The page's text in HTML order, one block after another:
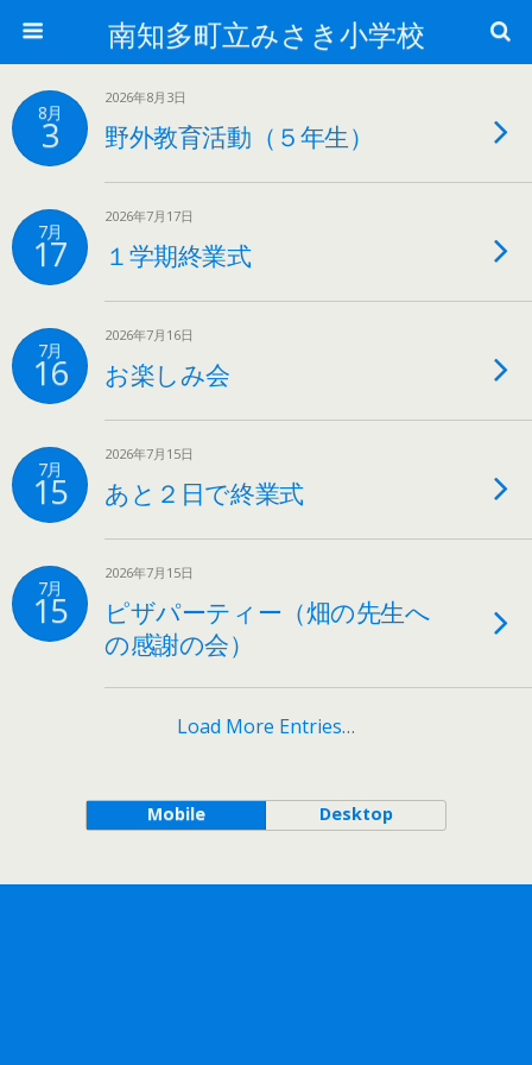
南知多町立みさき小学校
8月
3
2026年8月3日
野外教育活動（５年生）
7月
17
2026年7月17日
１学期終業式
7月
16
2026年7月16日
お楽しみ会
7月
15
2026年7月15日
あと２日で終業式
7月
15
2026年7月15日
ピザパーティー（畑の先生へ
の感謝の会）
Load More Entries…
Mobile Desktop